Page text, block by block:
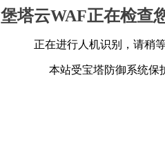
堡塔云WAF正在检查
正在进行人机识别，请稍
本站受宝塔防御系统保